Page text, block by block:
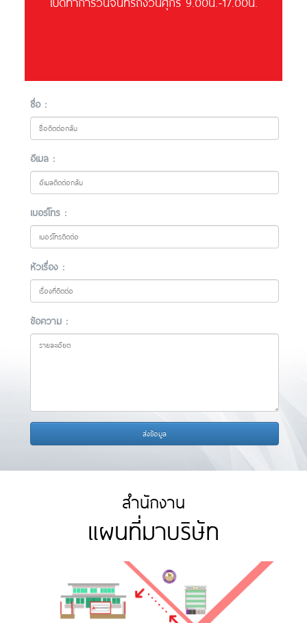
ชื่อ :
อีเมล :
เบอร์โทร :
หัวเรื่อง :
ข้อความ :
ส่งข้อมูล
สำนักงาน
แผนที่มาบริษัท